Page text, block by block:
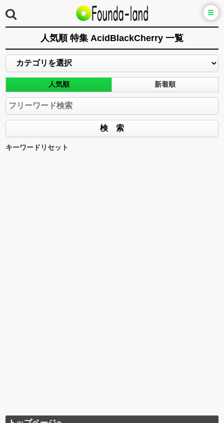
人気順 特集 AcidBlackCherry 一覧
人気順 新着順
キーワードリセット